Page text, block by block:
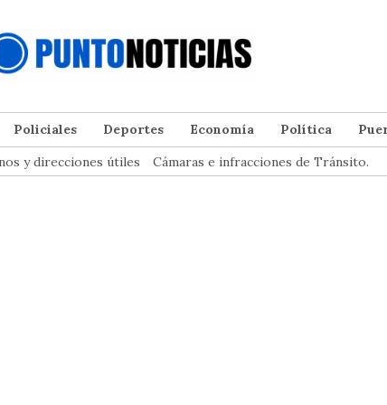
Policiales Deportes Economía Política
y direcciones útiles Cámaras e infracciones de Tránsito.